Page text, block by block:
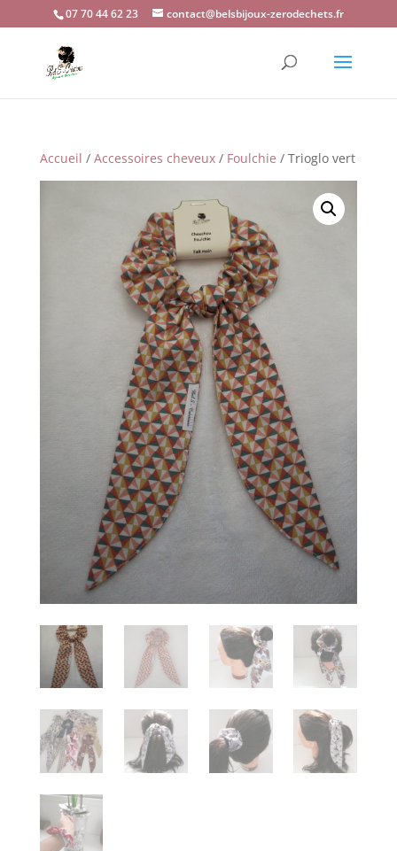
07 70 44 62 23 contact@belsbijoux-zerodechets.fr
Accueil / Accessoires cheveux/ Foulchie / Trioglo vert